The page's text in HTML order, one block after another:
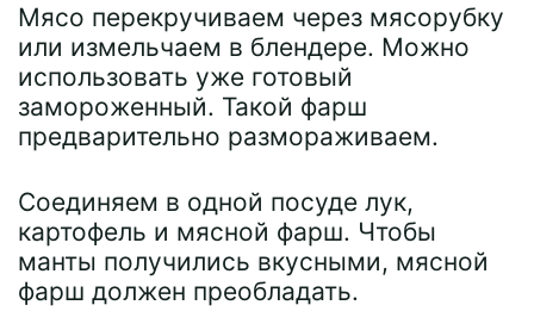
Мясо перекручиваем через мясорубку
или измельчаем в блендере. Можно
использовать уже готовый
замороженный. Такой фарш
предварительно размораживаем.
Соединяем в одной посуде лук,
картофель и мясной фарш. Чтобы
манты получились вкусными, мясной
фарш должен преобладать.